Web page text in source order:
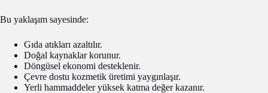
Bu yaklaşım sayesinde:
Gıda atıkları azaltılır.
Doğal kaynaklar korunur.
Döngüsel ekonomi desteklenir.
Çevre dostu kozmetik üretimi yaygınlaşır.
Yerli hammaddeler yüksek katma değer kazanır.